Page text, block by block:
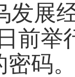
发展
前举
密码